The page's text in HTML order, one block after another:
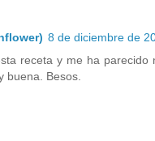
8 de diciembre de
receta y me ha parecido
buena. Besos.